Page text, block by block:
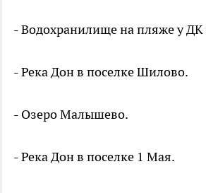
- Водохранилище на пляже у
- Река Дон в поселке Шилово.
- Озеро Малышево.
- Река Дон в поселке 1 Мая.